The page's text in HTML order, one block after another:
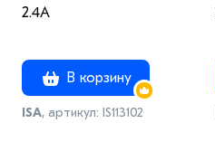
2.4A
В корзину
ISA, артикул: IS113102